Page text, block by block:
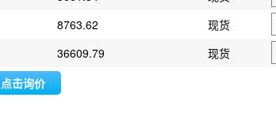
8763.62
现货
36609.79
现货
点击询价